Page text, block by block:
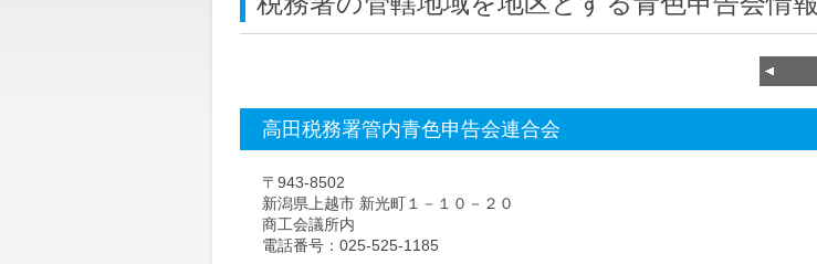
高田税務署管内青色申告会連合会
〒943-8502
新潟県上越市 新光町１－１０－２０
商工会議所内
電話番号：025-525-1185